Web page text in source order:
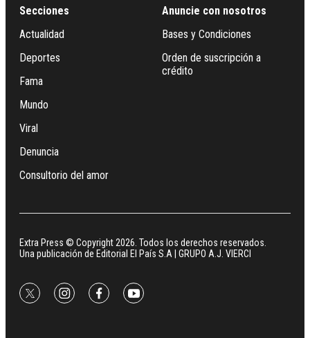
Secciones
Actualidad
Deportes
Fama
Mundo
Viral
Denuncia
Consultorio del amor
Anuncie con nosotros
Bases y Condiciones
Orden de suscripción a
crédito
Extra Press © Copyright 2026. Todos los derechos reservados.
Una publicación de Editorial El País S.A | GRUPO A.J. VIERCI
twitterinstagramfacebookyoutube